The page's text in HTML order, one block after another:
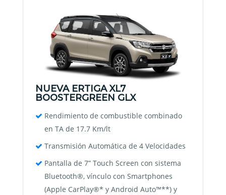
NUEVA ERTIGA XL7
BOOSTERGREEN GLX
Rendimiento de combustible combinado
en TA de 17.7 Km/lt
Transmisión Automática de 4 Velocidades
Pantalla de 7” Touch Screen con sistema
Bluetooth®, vínculo con Smartphones
(Apple CarPlay®* y Android Auto™**) y